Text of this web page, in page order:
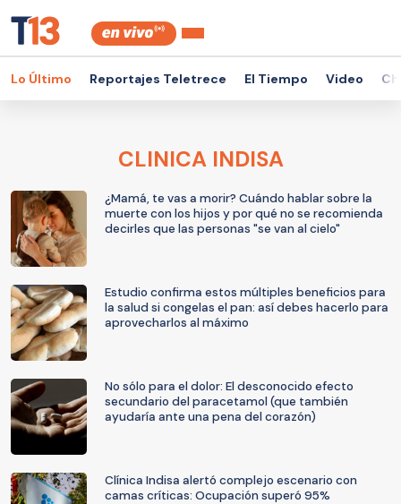
Lo Último Reportajes Teletrece El Tiempo Video
CLINICA INDISA
¿Mamá, te vas a morir? Cuándo hablar sobre la
muerte con los hijos y por qué no se recomienda
decirles que las personas "se van al cielo"
Estudio confirma estos múltiples beneficios para
la salud si congelas el pan: así debes hacerlo para
aprovecharlos al máximo
No sólo para el dolor: El desconocido efecto
secundario del paracetamol (que también
ayudaría ante una pena del corazón)
Clínica Indisa alertó complejo escenario con
camas críticas: Ocupación superó 95%